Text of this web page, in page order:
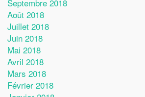
Septembre 2018
Août 2018
Juillet 2018
Juin 2018
Mai 2018
Avril 2018
Mars 2018
Février 2018